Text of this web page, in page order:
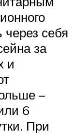
через себя
за
и
–
6
При